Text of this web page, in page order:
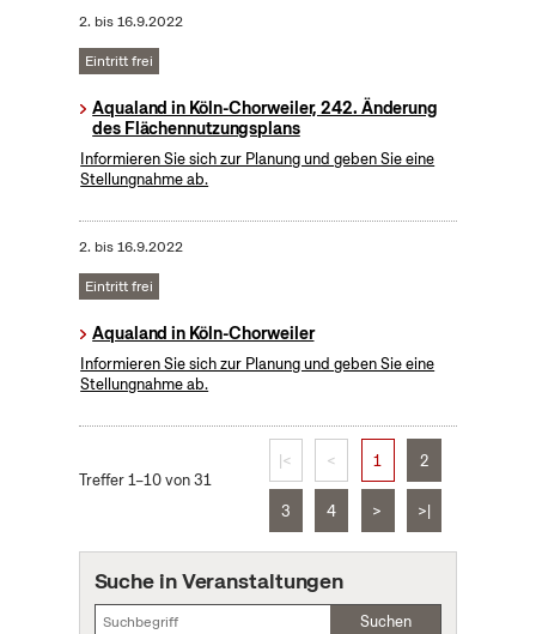
2. bis16.9.2022
Eintritt frei
Aqualand in Köln-Chorweiler, 242. Änderung
des Flächennutzungsplans
Informieren Sie sich zur Planung und geben Sie eine
Stellungnahme ab.
2. bis16.9.2022
Eintritt frei
Aqualand in Köln-Chorweiler
Informieren Sie sich zur Planung und geben Sie eine
Stellungnahme ab.
Treffer 1–10 von 31
|< < 1 2
3 4 > >|
Suche in Veranstaltungen
Suchen